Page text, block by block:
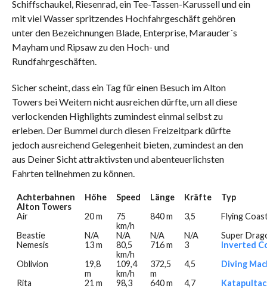
Schiffschaukel, Riesenrad, ein Tee-Tassen-Karussell und ein
mit viel Wasser spritzendes Hochfahrgeschäft gehören
unter den Bezeichnungen Blade, Enterprise, Marauder´s
Mayham und Ripsaw zu den Hoch- und
Rundfahrgeschäften.
Sicher scheint, dass ein Tag für einen Besuch im Alton
Towers bei Weitem nicht ausreichen dürfte, um all diese
verlockenden Highlights zumindest einmal selbst zu
erleben. Der Bummel durch diesen Freizeitpark dürfte
jedoch ausreichend Gelegenheit bieten, zumindest an den
aus Deiner Sicht attraktivsten und abenteuerlichsten
Fahrten teilnehmen zu können.
Achterbahnen
Alton Towers
Höhe Speed Länge Kräfte
Typ
Air
20 m
75
km/h
840 m 3,5
Flying
Beastie
N/A N/A N/A N/A
Super
Nemesis
13 m
80,5
km/h
716 m 3
Inverted
Oblivion
19,8
m
109,4
km/h
372,5
m
4,5
Diving
Rita
21 m
98,3
640 m 4,7